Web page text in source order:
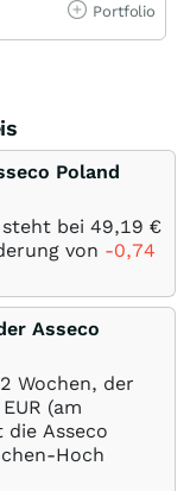
Portfolio
Poland
bei 49,19 €
von -0,74
Asseco
Wochen, der
EUR (am
Asseco
Hoch